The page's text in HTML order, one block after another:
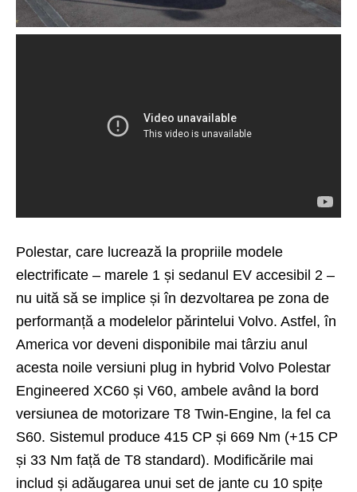
Polestar, care lucrează la propriile modele
electrificate – marele 1 și sedanul EV accesibil 2 –
nu uită să se implice și în dezvoltarea pe zona de
performanță a modelelor părintelui Volvo. Astfel, în
America vor deveni disponibile mai târziu anul
acesta noile versiuni plug in hybrid Volvo Polestar
Engineered XC60 și V60, ambele având la bord
versiunea de motorizare T8 Twin-Engine, la fel ca
S60. Sistemul produce 415 CP și 669 Nm (+15 CP
și 33 Nm față de T8 standard). Modificările mai
includ și adăugarea unui set de jante cu 10 spițe